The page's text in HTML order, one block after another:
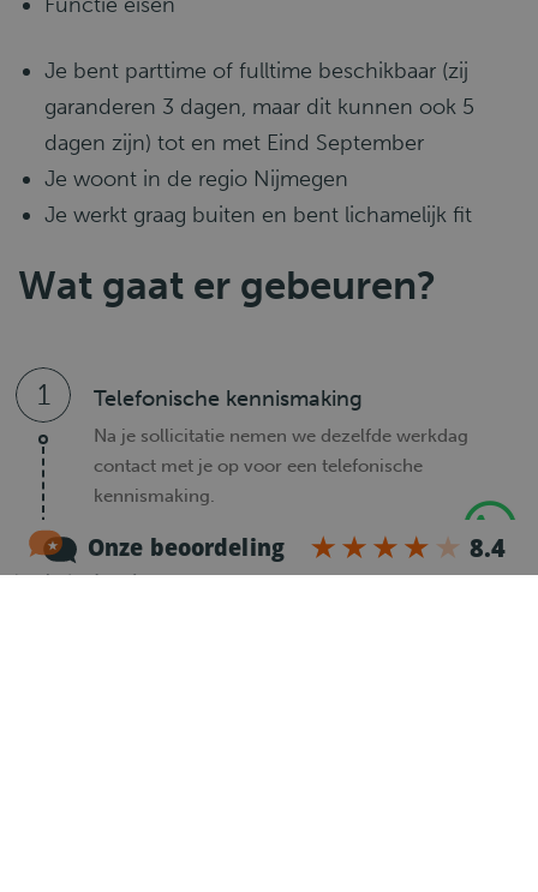
Je bent parttime of fulltime beschikbaar (zij
garanderen 3 dagen, maar dit kunnen ook 5
dagen zijn) tot en met Eind September
Je woont in de regio Nijmegen
Je werkt graag buiten en bent lichamelijk fit
Wat gaat er gebeuren?
1 Telefonische kennismaking
Na je sollicitatie nemen we dezelfde werkdag
contact met je op voor een telefonische
kennismaking.
2 Intake